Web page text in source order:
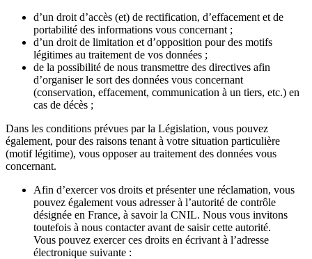
d’un droit d’accès (et) de rectification, d’effacement et de
portabilité des informations vous concernant ;
d’un droit de limitation et d’opposition pour des motifs
légitimes au traitement de vos données ;
de la possibilité de nous transmettre des directives afin
d’organiser le sort des données vous concernant
(conservation, effacement, communication à un tiers, etc.) en
cas de décès ;
Dans les conditions prévues par la Législation, vous pouvez
également, pour des raisons tenant à votre situation particulière
(motif légitime), vous opposer au traitement des données vous
concernant.
Afin d’exercer vos droits et présenter une réclamation, vous
pouvez également vous adresser à l’autorité de contrôle
désignée en France, à savoir la CNIL. Nous vous invitons
toutefois à nous contacter avant de saisir cette autorité.
Vous pouvez exercer ces droits en écrivant à l’adresse
électronique suivante :